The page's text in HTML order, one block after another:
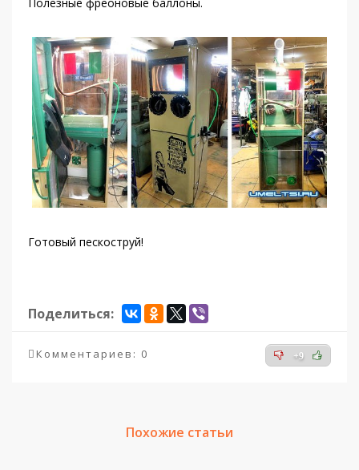
Готовый пескоструй!
Поделиться:
Комментариев: 0 +9
Похожие статьи